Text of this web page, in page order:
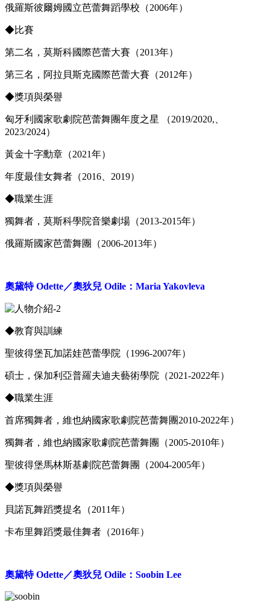
俄羅斯彼爾姆國立芭蕾舞蹈學校（2006年）
◆比賽
第二名，莫斯科國際芭蕾大賽（2013年）
第三名，阿拉貝斯克國際芭蕾大賽（2012年）
◆獎項與榮譽
匈牙利國家歌劇院芭蕾舞團年度之星 （2019/2020,、
2023/2024）
黃金十字勳章（2021年）
年度最佳女舞者（2016、2019）
◆職業生涯
獨舞者，莫斯科學院音樂劇場（2013-2015年）
俄羅斯國家芭蕾舞團（2006-2013年）
奧黛特 Odette／奧狄兒 Odile：Maria Yakovleva
◆教育與訓練
聖彼得堡瓦加諾娃芭蕾學院（1996-2007年）
碩士，保加利亞普羅夫迪夫藝術學院（2021-2022年）
◆職業生涯
首席獨舞者，維也納國家歌劇院芭蕾舞團2010-2022年）
獨舞者，維也納國家歌劇院芭蕾舞團（2005-2010年）
聖彼得堡馬林斯基劇院芭蕾舞團（2004-2005年）
◆獎項與榮譽
貝諾瓦舞蹈獎提名（2011年）
卡布里舞蹈獎最佳舞者（2016年）
奧黛特 Odette／奧狄兒 Odile：Soobin Lee